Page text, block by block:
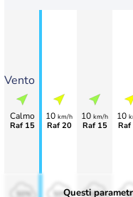
Vento
Calmo
Raf 15
10 km/h
Raf 20
10 km/h
Raf 15
10
Raf
50% 50%
Questi